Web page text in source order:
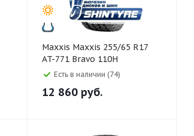
Maxxis Maxxis 255/65 R17
AT-771 Bravo 110H
Есть в наличии (74)
12 860 руб.